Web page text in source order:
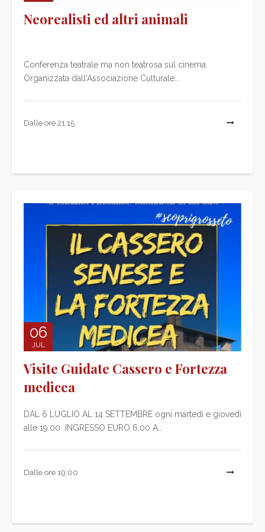
Neorealisti ed altri animali
Conferenza teatrale ma non teatrosa sul cinema.
Organizzata dall'Associazione Culturale...
Dalle ore 21:15
06
JUL
Visite Guidate Cassero e Fortezza
medicea
DAL 6 LUGLIO AL 14 SETTEMBRE ogni martedì e giovedì
alle 19.00 INGRESSO EURO 6,00 A...
Dalle ore 19:00